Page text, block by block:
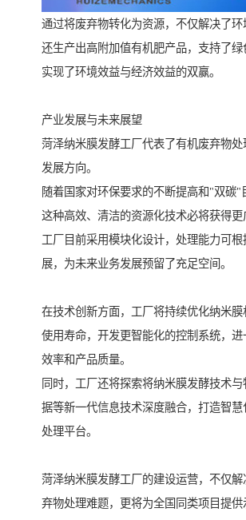
通过将废弃物转化为资源，不仅解决了环
还生产出高附加值有机肥产品，支持了绿
实现了环境效益与经济效益的双赢。
产业发展与未来展望
菏泽纳米膜发酵工厂代表了有机废弃物
发展方向。
随着国家对环保要求的不断提高和"双碳"
这种高效、清洁的资源化技术必将获得更
工厂目前采用模块化设计，处理能力可
展，为未来业务发展预留了充足空间。
在技术创新方面，工厂将持续优化纳米膜
使用寿命，开发更智能化的控制系统，
效率和产品质量。
同时，工厂还将探索将纳米膜发酵技术
据等新一代信息技术深度融合，打造智
处理平台。
菏泽纳米膜发酵工厂的建设运营，不仅
弃物处理难题，更将为全国同类项目提供